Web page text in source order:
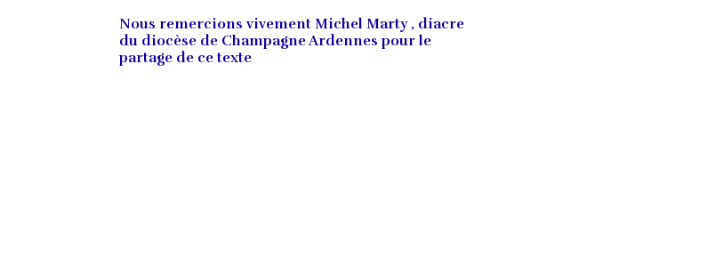
Nous remercions vivement Michel Marty , diacre
du diocèse de Champagne Ardennes pour le
partage de ce texte